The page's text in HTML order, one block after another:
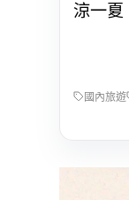
涼一夏
國內旅遊